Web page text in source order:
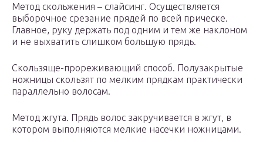
Метод скольжения – слайсинг. Осуществляется
выборочное срезание прядей по всей прическе.
Главное, руку держать под одним и тем же наклоном
и не выхватить слишком большую прядь.
Скользяще-прореживающий способ. Полузакрытые
ножницы скользят по мелким прядкам практически
параллельно волосам.
Метод жгута. Прядь волос закручивается в жгут, в
котором выполняются мелкие насечки ножницами.